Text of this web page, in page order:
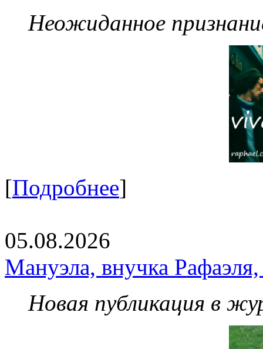
Неожиданное
[Подробнее]
05.08.2026
Мануэла, внучка
Новая публикация в